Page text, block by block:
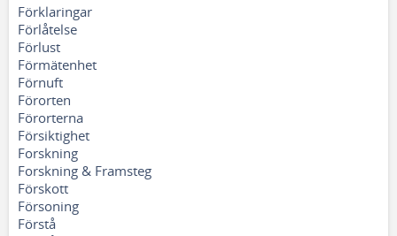
Förklaringar
Förlåtelse
Förlust
Förmätenhet
Förnuft
Förorten
Förorterna
Försiktighet
Forskning
Forskning & Framsteg
Förskott
Försoning
Förstå